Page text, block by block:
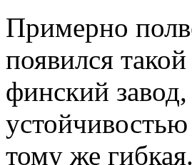
Примерно
появился
финский
тому же